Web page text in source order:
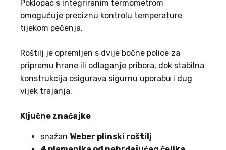
Poklopac s integriranim termometrom
omogućuje preciznu kontrolu temperature
tijekom pečenja.
Roštilj je opremljen s dvije bočne police za
pripremu hrane ili odlaganje pribora, dok stabilna
konstrukcija osigurava sigurnu uporabu i dug
vijek trajanja.
Ključne značajke
snažan Weber plinski roštilj